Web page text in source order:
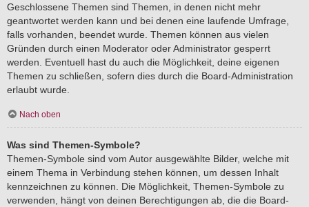
Geschlossene Themen sind Themen, in denen nicht mehr
geantwortet werden kann und bei denen eine laufende Umfrage,
falls vorhanden, beendet wurde. Themen können aus vielen
Gründen durch einen Moderator oder Administrator gesperrt
werden. Eventuell hast du auch die Möglichkeit, deine eigenen
Themen zu schließen, sofern dies durch die Board-Administration
erlaubt wurde.
Nach oben
Was sind Themen-Symbole?
Themen-Symbole sind vom Autor ausgewählte Bilder, welche mit
einem Thema in Verbindung stehen können, um dessen Inhalt
kennzeichnen zu können. Die Möglichkeit, Themen-Symbole zu
verwenden, hängt von deinen Berechtigungen ab, die die Board-